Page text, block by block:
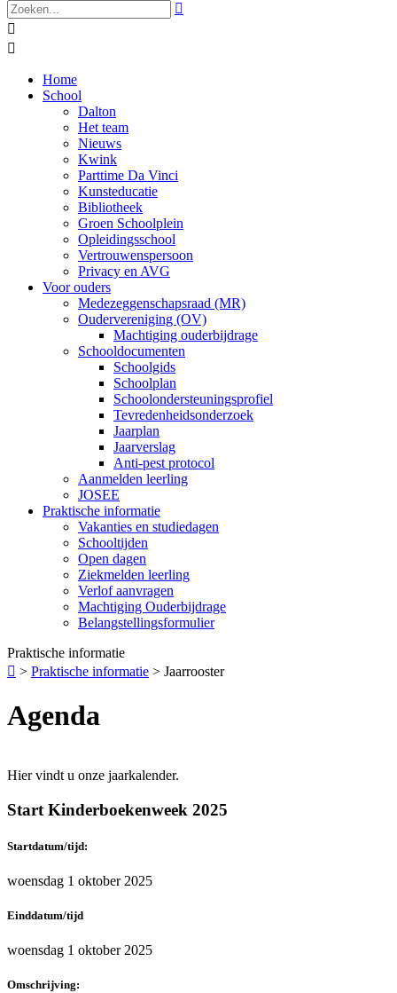



Home
School
Dalton
Het team
Nieuws
Kwink
Parttime Da Vinci
Kunsteducatie
Bibliotheek
Groen Schoolplein
Opleidingsschool
Vertrouwenspersoon
Privacy en AVG
Voor ouders
Medezeggenschapsraad (MR)
Oudervereniging (OV)
Machtiging ouderbijdrage
Schooldocumenten
Schoolgids
Schoolplan
Schoolondersteuningsprofiel
Tevredenheidsonderzoek
Jaarplan
Jaarverslag
Anti-pest protocol
Aanmelden leerling
JOSEE
Praktische informatie
Vakanties en studiedagen
Schooltijden
Open dagen
Ziekmelden leerling
Verlof aanvragen
Machtiging Ouderbijdrage
Belangstellingsformulier
Praktische informatie
 > Praktische informatie > Jaarrooster
Agenda
Hier vindt u onze jaarkalender.
Start Kinderboekenweek 2025
Startdatum/tijd:
woensdag 1 oktober 2025
Einddatum/tijd
woensdag 1 oktober 2025
Omschrijving: